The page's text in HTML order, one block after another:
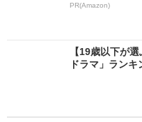
PR(Amazon)
【19歳以下が
ドラマ」ラン